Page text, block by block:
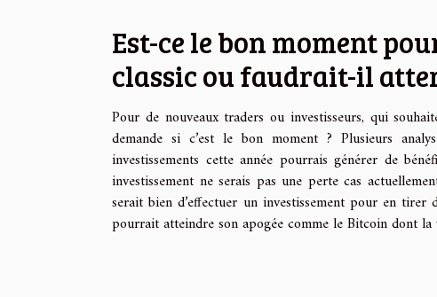
Est-ce le bon moment
classic ou faudrait-il
Pour de nouveaux traders ou investisseurs, qui
demande si c’est le bon moment ? Plusieurs
investissements cette année pourrais générer de
investissement ne serais pas une perte cas
serait bien d’effectuer un investissement pour en tirer
pourrait atteindre son apogée comme le Bitcoin dont